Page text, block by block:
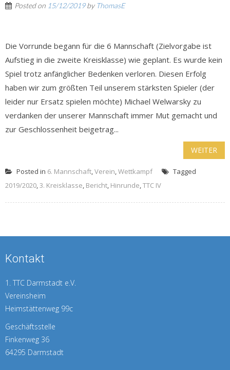
Posted on 15/12/2019by ThomasE
Die Vorrunde begann für die 6 Mannschaft (Zielvorgabe ist
Aufstieg in die zweite Kreisklasse) wie geplant. Es wurde kein
Spiel trotz anfänglicher Bedenken verloren. Diesen Erfolg
haben wir zum größten Teil unserem stärksten Spieler (der
leider nur Ersatz spielen möchte) Michael Welwarsky zu
verdanken der unserer Mannschaft immer Mut gemacht und
zur Geschlossenheit beigetrag...
WEITER
Posted in 6. Mannschaft,Verein,Wettkampf
Tagged
2019/2020,3. Kreisklasse, Bericht, Hinrunde,TTC IV
Kontakt
1. TTC Darmstadt e.V.
Vereinsheim
Heimstättenweg 99c
Geschäftsstelle
Finkenweg 36
64295 Darmstadt